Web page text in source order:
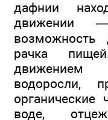
дафнии
движении —
рачка
водоросли,
воде,